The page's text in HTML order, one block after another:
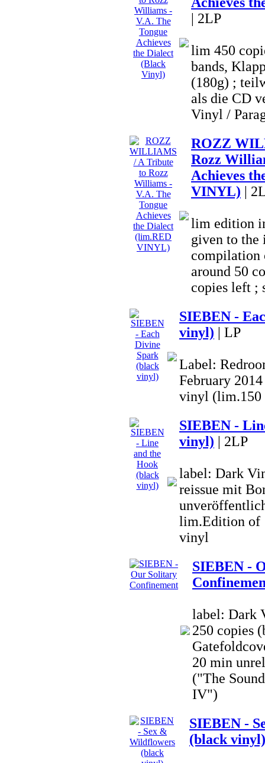
| 2LP
lim 450
bands,
(180g) ;
als die CD
Vinyl /
ROZZ
Rozz
Achieves
VINYL) |
lim edition
given to the
around 50
copies left ;
SIEBEN -
vinyl) | LP
Label:
February
vinyl (lim.150
SIEBEN -
vinyl) | 2LP
label: Dark
reissue mit
lim.Edition of
vinyl
SIEBEN -
label: Dark
250 copies
20 min
("The
IV")
SIEBEN -
(black vinyl)